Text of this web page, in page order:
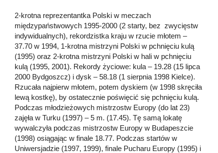
2-krotna reprezentantka Polski w meczach
międzypaństwowych 1995-2000 (2 starty, bez zwycięstw
indywidualnych), rekordzistka kraju w rzucie młotem –
37.70 w 1994, 1-krotna mistrzyni Polski w pchnięciu kulą
(1995) oraz 2-krotna mistrzyni Polski w hali w pchnięciu
kulą (1995, 2001). Rekordy życiowe: kula – 19.28 (15 lipca
2000 Bydgoszcz) i dysk – 58.18 (1 sierpnia 1998 Kielce).
Rzucała najpierw młotem, potem dyskiem (w 1998 skręciła
lewą kostkę), by ostatecznie poświęcić się pchnięciu kulą.
Podczas młodzieżowych mistrzostw Europy (do lat 23)
zajęła w Turku (1997) – 5 m. (17.45). Tę samą lokatę
wywalczyła podczas mistrzostw Europy w Budapeszcie
(1998) osiągając w finale 18.77. Podczas startów w
Uniwersjadzie (1997, 1999), finale Pucharu Europy (1995) i